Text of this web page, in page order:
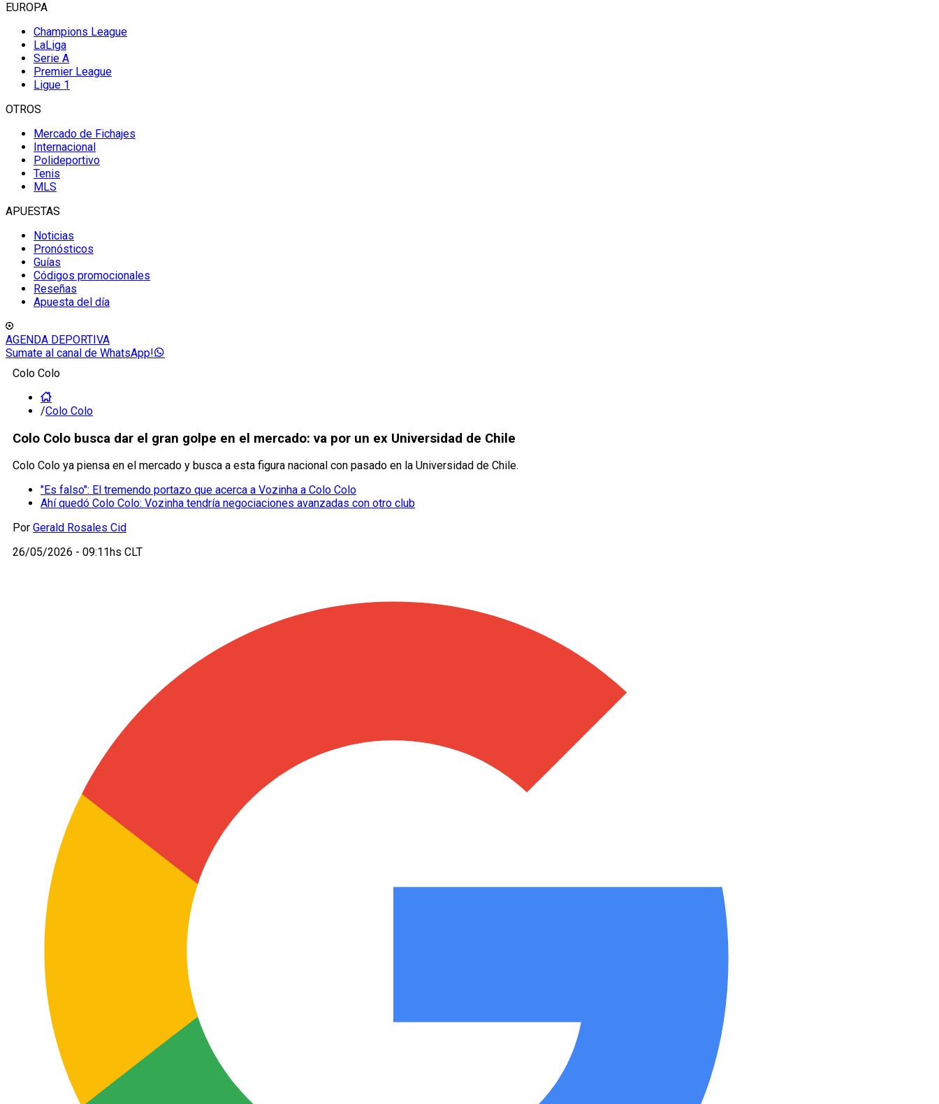
EUROPA
Champions League
LaLiga
Serie A
Premier League
Ligue 1
OTROS
Mercado de Fichajes
Internacional
Polideportivo
Tenis
MLS
APUESTAS
Noticias
Pronósticos
Guías
Códigos promocionales
Reseñas
Apuesta del día
AGENDA DEPORTIVA
Sumate al canal de WhatsApp!
Colo Colo
/Colo Colo
Colo Colo busca dar el gran golpe en el mercado: va por un ex Universidad de Chile
Colo Colo ya piensa en el mercado y busca a esta figura nacional con pasado en la Universidad de Chile.
"Es falso": El tremendo portazo que acerca a Vozinha a Colo Colo
Ahí quedó Colo Colo: Vozinha tendría negociaciones avanzadas con otro club
Por Gerald Rosales Cid
26/05/2026 - 09:11hs CLT